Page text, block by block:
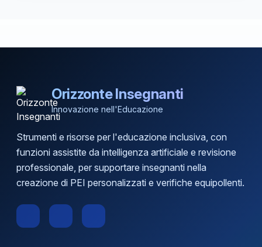
Orizzonte Insegnanti
Innovazione nell'Educazione
Strumenti e risorse per l'educazione inclusiva, con
funzioni assistite da intelligenza artificiale e revisione
professionale, per supportare insegnanti nella
creazione di PEI personalizzati e verifiche equipollenti.